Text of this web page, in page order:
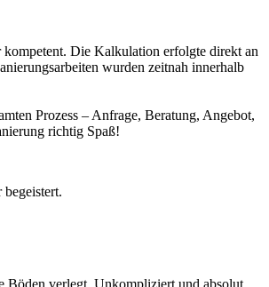
kompetent. Die Kalkulation erfolgte direkt an
wurden zeitnah innerhalb
Prozess – Anfrage, Beratung, Angebot,
richtig Spaß!